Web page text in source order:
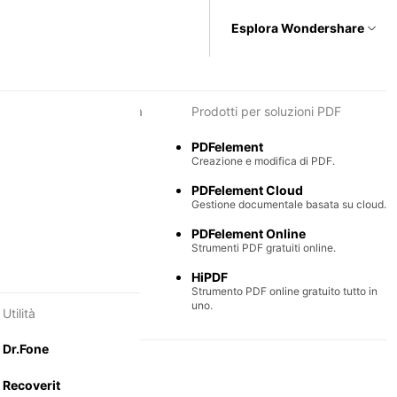
per diagrammi e grafica Prodotti per soluzioni PDF
PDFelement
Creazione e modifica di PDF.
PDFelement Cloud
Gestione documentale basata su cloud.
PDFelement Online
Strumenti PDF gratuiti online.
HiPDF
Strumento PDF online gratuito tutto in
uno.
Utilità
Dr.Fone
Recoverit
Esplora Wondershare